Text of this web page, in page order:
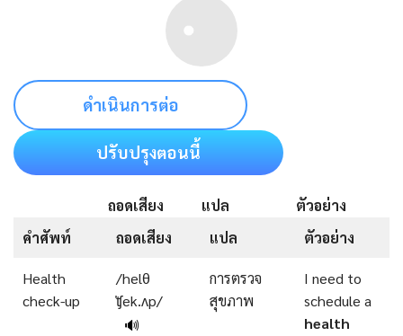
ดำเนินการต่อ
ปรับปรุงตอนนี้
ถอดเสียง แปล
ตัวอย่าง
คำศัพท์
ถอดเสียง แปล ตัวอย่าง
Health
check-up
/helθ
ˈʧek.ʌp/
🔊
การตรวจ
สุขภาพ
I need to
schedule a
health